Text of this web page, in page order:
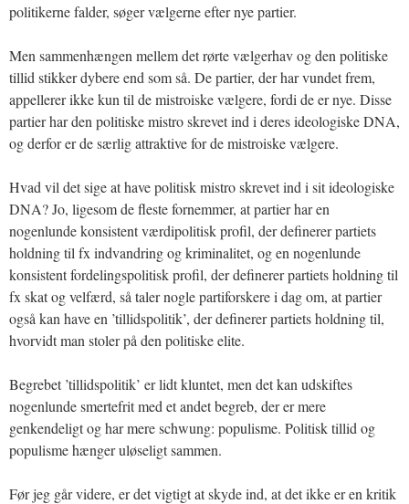
politikerne falder, søger vælgerne efter nye partier.
Men sammenhængen mellem det rørte vælgerhav og den politiske
tillid stikker dybere end som så. De partier, der har vundet frem,
appellerer ikke kun til de mistroiske vælgere, fordi de er nye. Disse
partier har den politiske mistro skrevet ind i deres ideologiske DNA,
og derfor er de særlig attraktive for de mistroiske vælgere.
Hvad vil det sige at have politisk mistro skrevet ind i sit ideologiske
DNA? Jo, ligesom de fleste fornemmer, at partier har en
nogenlunde konsistent værdipolitisk profil, der definerer partiets
holdning til fx indvandring og kriminalitet, og en nogenlunde
konsistent fordelingspolitisk profil, der definerer partiets holdning til
fx skat og velfærd, så taler nogle partiforskere i dag om, at partier
også kan have en ’tillidspolitik’, der definerer partiets holdning til,
hvorvidt man stoler på den politiske elite.
Begrebet ’tillidspolitik’ er lidt kluntet, men det kan udskiftes
nogenlunde smertefrit med et andet begreb, der er mere
genkendeligt og har mere schwung: populisme. Politisk tillid og
populisme hænger uløseligt sammen.
Før jeg går videre, er det vigtigt at skyde ind, at det ikke er en kritik